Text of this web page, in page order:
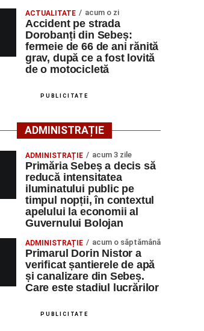
ACTUALITATE acum o zi
Accident pe strada
Dorobanți din Sebeș:
fermeie de 66 de ani rănită
grav, după ce a fost lovită
de o motocicletă
PUBLICITATE
ADMINISTRAȚIE
ADMINISTRAȚIE acum 3 zile
Primăria Sebeș a decis să
reducă intensitatea
iluminatului public pe
timpul nopții, în contextul
apelului la economii al
Guvernului Bolojan
ADMINISTRAȚIE acum o săptămână
Primarul Dorin Nistor a
verificat șantierele de apă
și canalizare din Sebeș.
Care este stadiul lucrărilor
PUBLICITATE